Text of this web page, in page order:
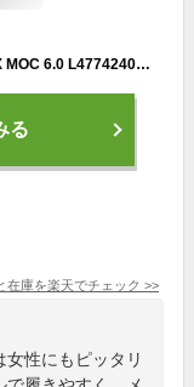
25春夏 サロモン Salomon レディース REELAX MOC 6.0 L47742400 靴 リカバリーシューズ スリッポン スニーカー
る
在庫を楽天でチェック >>
性にもピッタリ